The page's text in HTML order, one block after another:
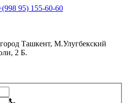
95) 155-60-60
Ташкент, М.Улугбекский
2 Б.